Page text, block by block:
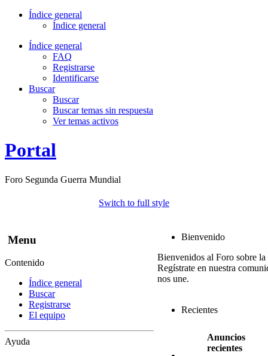
Índice general
Índice general
Índice general
FAQ
Registrarse
Identificarse
Buscar
Buscar
Buscar temas sin respuesta
Ver temas activos
Portal
Foro Segunda Guerra Mundial
Switch to full style
Menu
Contenido
Índice general
Buscar
Registrarse
El equipo
Ayuda
Bienvenido
Bienvenidos al Foro sobre
Regístrate en nuestra
nos une.
Recientes
Anuncios
recientes